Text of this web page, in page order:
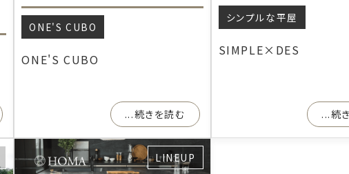
ONE'S CUBO
ONE'S CUBO
...続きを読む
シンプルな平屋
SIMPLE×DES
...続
LINEUP